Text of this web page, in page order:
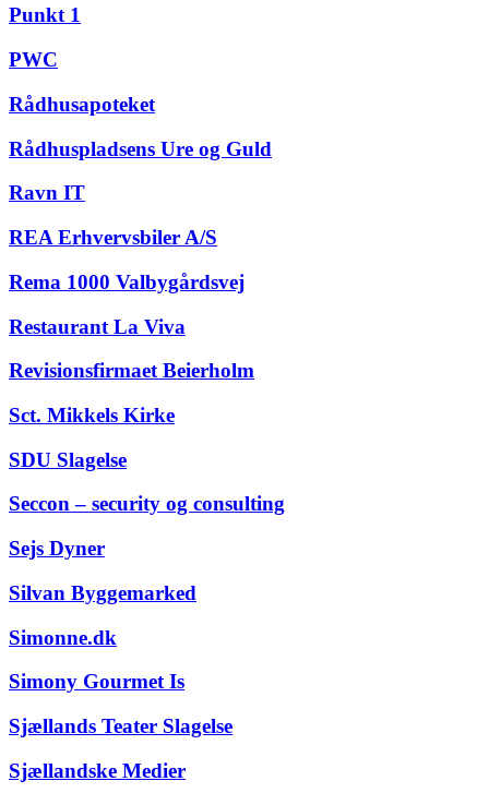
Punkt 1
PWC
Rådhusapoteket
Rådhuspladsens Ure og Guld
Ravn IT
REA Erhvervsbiler A/S
Rema 1000 Valbygårdsvej
Restaurant La Viva
Revisionsfirmaet Beierholm
Sct. Mikkels Kirke
SDU Slagelse
Seccon – security og consulting
Sejs Dyner
Silvan Byggemarked
Simonne.dk
Simony Gourmet Is
Sjællands Teater Slagelse
Sjællandske Medier